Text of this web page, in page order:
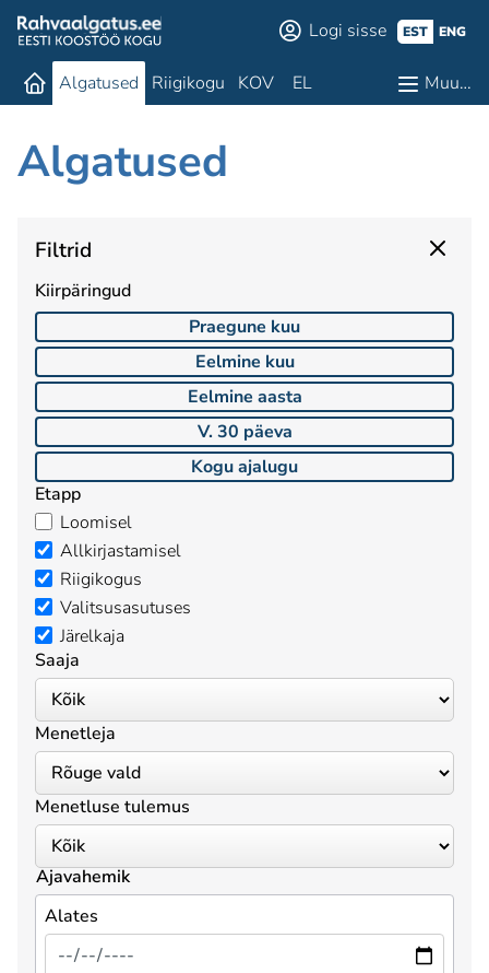
Logi sisse EST ENG
Algatused Riigikogu KOV EL Muu…
Algatused
Filtrid
Kiirpäringud
Praegune kuu
Eelmine kuu
Eelmine aasta
V. 30 päeva
Kogu ajalugu
Etapp
Loomisel
Allkirjastamisel
Riigikogus
Valitsusasutuses
Järelkaja
Saaja
Menetleja
Menetluse tulemus
Ajavahemik
Alates